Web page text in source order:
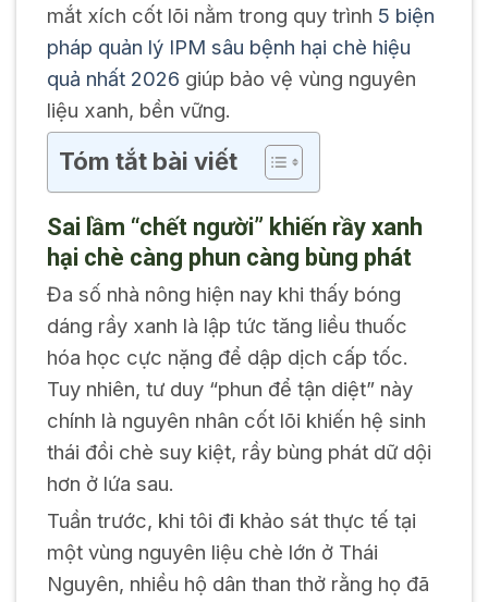
mắt xích cốt lõi nằm trong quy trình 5 biện
pháp quản lý IPM sâu bệnh hại chè hiệu
quả nhất 2026 giúp bảo vệ vùng nguyên
liệu xanh, bền vững.
Tóm tắt bài viết
Sai lầm “chết người” khiến rầy xanh
hại chè càng phun càng bùng phát
Đa số nhà nông hiện nay khi thấy bóng
dáng rầy xanh là lập tức tăng liều thuốc
hóa học cực nặng để dập dịch cấp tốc.
Tuy nhiên, tư duy “phun để tận diệt” này
chính là nguyên nhân cốt lõi khiến hệ sinh
thái đồi chè suy kiệt, rầy bùng phát dữ dội
hơn ở lứa sau.
Tuần trước, khi tôi đi khảo sát thực tế tại
một vùng nguyên liệu chè lớn ở Thái
Nguyên, nhiều hộ dân than thở rằng họ đã